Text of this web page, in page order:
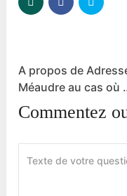
A propos de
Méaudre au cas où
Commentez